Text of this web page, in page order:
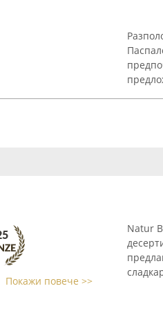
Покажи повече >>
Natur